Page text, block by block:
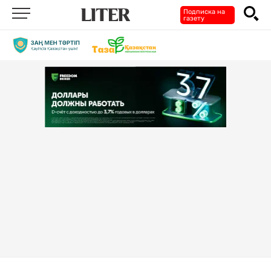
Подписка на
газету